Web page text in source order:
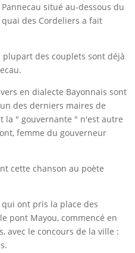
situé au-dessous du
des Cordeliers a fait
des couplets sont déjà
en dialecte Bayonnais sont
des derniers maires de
la " gouvernante " n'est autre
femme du gouverneur
cette chanson au poète
ont pris la place des
pont Mayou, commencé en
avec le concours de la ville :